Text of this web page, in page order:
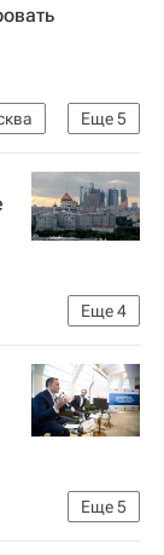
Еще5
Повышение ключевой ставки ЦБ и рынок недвижимости
Еще4
Еще5